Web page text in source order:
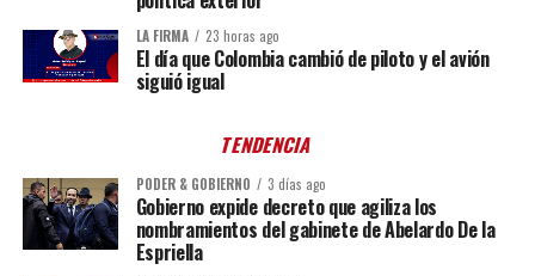
LA FIRMA 23 horas ago
El día que Colombia cambió de piloto y el avión
siguió igual
TENDENCIA
PODER & GOBIERNO 3 días ago
Gobierno expide decreto que agiliza los
nombramientos del gabinete de Abelardo De la
Espriella